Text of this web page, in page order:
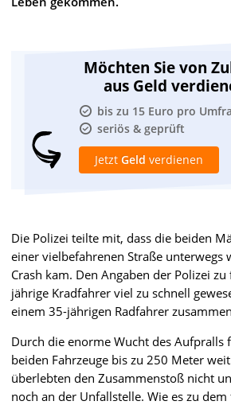
Möchten Sie von
aus Geld
bis zu 15 Euro pro
seriös & geprüft
Jetzt Geld verdienen
Die Polizei teilte mit, dass die beiden
einer vielbefahrenen Straße unterwegs
Crash kam. Den Angaben der Polizei
jährige Kradfahrer viel zu schnell
einem 35-jährigen Radfahrer
Durch die enorme Wucht des Aufpralls
beiden Fahrzeuge bis zu 250 Meter
überlebten den Zusammenstoß nicht
noch an der Unfallstelle. Wie es zu